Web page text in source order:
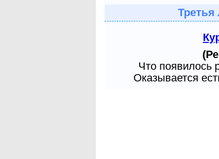
Третья
Что появилось
Оказывается